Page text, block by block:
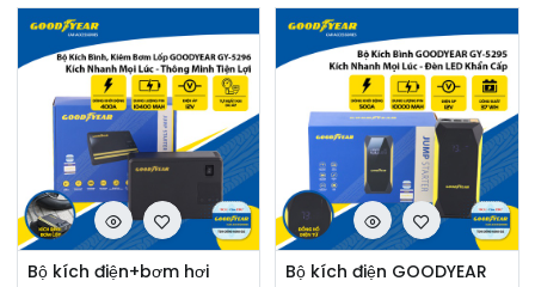
Bộ kích điện+bơm hơi
Bộ kích điện GOODYEAR